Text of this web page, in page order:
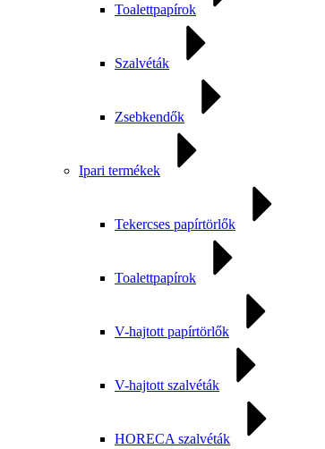
Toalettpapírok
Szalvéták
Zsebkendők
Ipari termékek
Tekercses papírtörlők
Toalettpapírok
V-hajtott papírtörlők
V-hajtott szalvéták
HORECA szalvéták